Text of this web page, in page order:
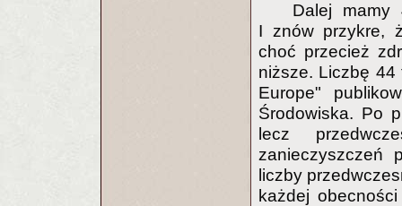
Dalej mamy
I znów przykre,
choć przecież
niższe. Liczbę 44
Europe"
Środowiska. Po
lecz
zanieczyszczeń
liczby
każdej